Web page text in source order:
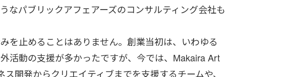
なパブリックアフェアーズのコンサルティング会社も
を止めることはありません。創業当初は、いわゆる
活動の支援が多かったですが、今では、Makaira Art
開発からクリエイティブまでを支援するチームや、